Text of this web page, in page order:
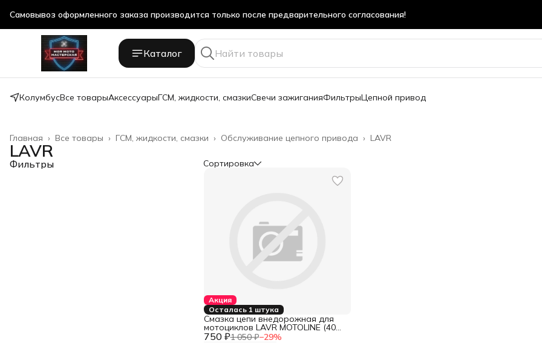
Самовывоз оформленного заказа производится только после предварительного согласования!
Самовывоз оформленного заказа производится только после предварительного согласования!
Каталог
КолумбусВсе товарыАксессуарыГСМ, жидкости, смазкиСвечи зажиганияФильтрыЦепной привод
LAVR
Обслуживание цепного привода ›
ГСМ, жидкости, смазки ›
Все товары ›
Главная ›
LAVR
Фильтры Сортировка
Акция
Осталась 1 штука
750 ₽1 050 ₽−29%
Смазка цепи внедорожная для
мотоциклов LAVR MOTOLINE (400
мл)